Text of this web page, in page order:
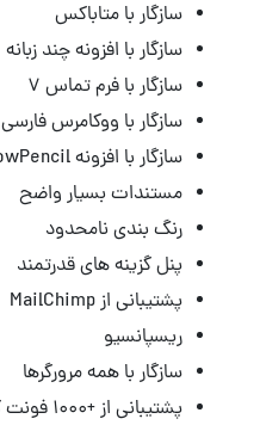
سازگار با متاباکس
سازگار با افزونه چند زبانه
سازگار با فرم تماس ۷
سازگار با ووکامرس فارسی
سازگار با افزونه YellowPencil
مستندات بسیار واضح
رنگ بندی نامحدود
پنل گزینه های قدرتمند
پشتیبانی از MailChimp
ریسپانسیو
سازگار با همه مرورگرها
پشتیبانی از +۱۰۰۰ فونت گوگل